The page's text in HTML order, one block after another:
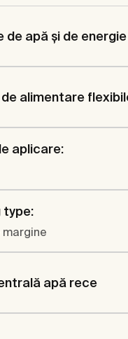
de apă şi de energie
alimentare
aplicare:
type:
apă rece